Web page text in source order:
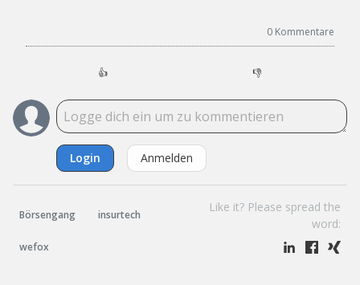
0 Kommentare
👍 👎
Login Anmelden
Börsengang insurtech
wefox
Like it? Please spread the
word: